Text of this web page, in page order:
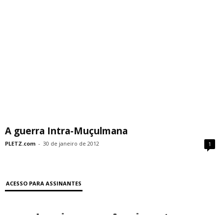
A guerra Intra-Muçulmana
PLETZ.com - 30 de janeiro de 2012 1
ACESSO PARA ASSINANTES